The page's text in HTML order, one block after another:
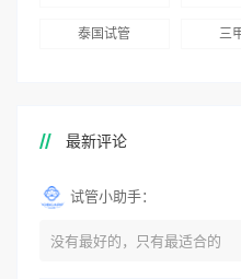
泰国试管 三
最新评论
试管小助手：
没有最好的，只有最适合的